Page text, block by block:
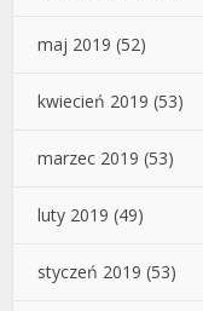
maj 2019 (52)
kwiecień 2019 (53)
marzec 2019 (53)
luty 2019 (49)
styczeń 2019 (53)